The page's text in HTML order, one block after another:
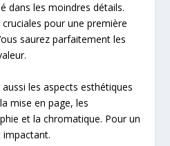
dans les moindres détails.
pour une première
saurez parfaitement les
les aspects esthétiques
mise en page, les
et la chromatique. Pour un
impactant.